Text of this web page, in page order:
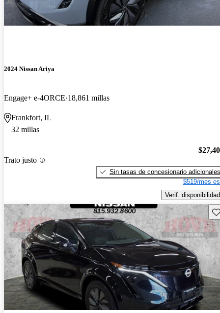
2024 Nissan Ariya
Engage+ e-4ORCE 18,861 millas
Frankfort, IL
32 millas
Trato justo
Sin tasas de concesionario adicionales
$519/mes
Verif. disponibilidad